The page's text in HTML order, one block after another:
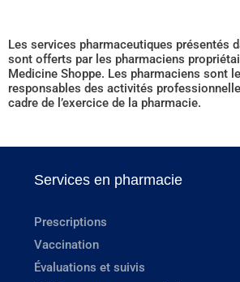
Les services pharmaceutiques présentés
sont offerts par les pharmaciens
Medicine Shoppe. Les pharmaciens sont
responsables des activités
cadre de l’exercice de la pharmacie.
Services en pharmacie
Prescriptions
Vaccination
Évaluations et suivis